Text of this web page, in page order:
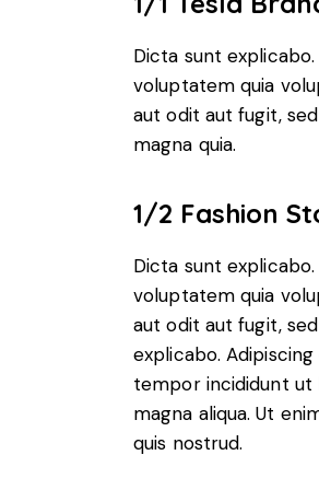
Dicta sunt
voluptatem quia
aut odit aut fugit,
magna quia.
1/2 Fashion
Dicta sunt
voluptatem quia
aut odit aut fugit,
explicabo.
tempor incididunt ut
magna aliqua. Ut
quis nostrud.